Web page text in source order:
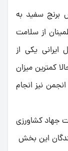
سفید به
از سلامت
یکى از
کمترین میزان
نیز انجام
جهاد کشاورزی
این بخش